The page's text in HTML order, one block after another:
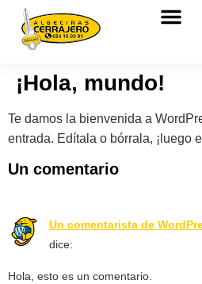
¡Hola, mundo!
Te damos la bienvenida a
entrada. Edítala o bórrala, ¡luego
Un comentario
Un comentarista de
dice:
Hola, esto es un comentario.